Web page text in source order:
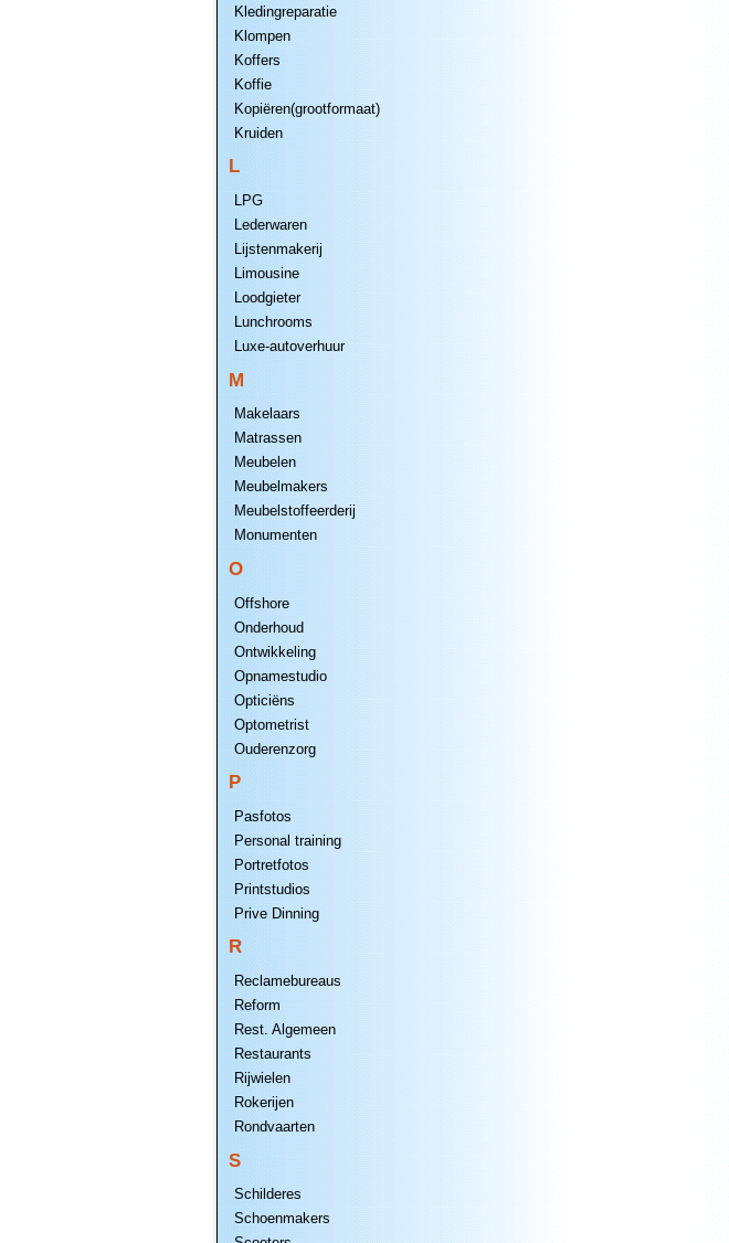
Kledingreparatie
Klompen
Koffers
Koffie
Kopiëren(grootformaat)
Kruiden
L
LPG
Lederwaren
Lijstenmakerij
Limousine
Loodgieter
Lunchrooms
Luxe-autoverhuur
M
Makelaars
Matrassen
Meubelen
Meubelmakers
Meubelstoffeerderij
Monumenten
O
Offshore
Onderhoud
Ontwikkeling
Opnamestudio
Opticiëns
Optometrist
Ouderenzorg
P
Pasfotos
Personal training
Portretfotos
Printstudios
Prive Dinning
R
Reclamebureaus
Reform
Rest. Algemeen
Restaurants
Rijwielen
Rokerijen
Rondvaarten
S
Schilderes
Schoenmakers